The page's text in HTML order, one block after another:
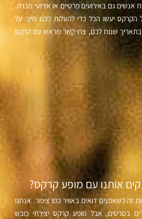
אנשים גם באירועים פרטיים או אירועי חברה.
הקרקס יעשו הכל כדי להעלות לכם חיוך על
שנוח לכם, צרו קשר מראש עם קרקס
אותנו עם מופע קרקס?
זה כשאמנים דואים באוויר כמו ציפור. אנחנו
בסרטים, אבל מופע קרקס יצירתי כובש